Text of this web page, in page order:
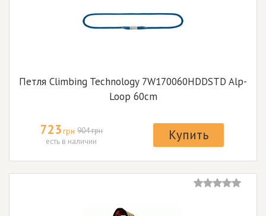
Петля Climbing Technology 7W170060HDDSTD Alp-
Loop 60cm
723грн 904 грн
есть в наличии
Купить